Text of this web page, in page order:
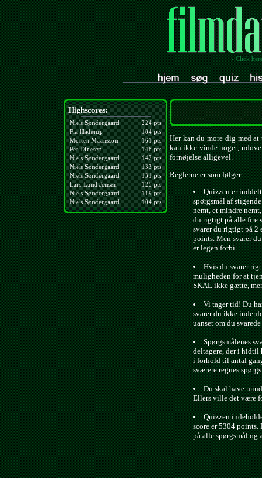
- Click
Highscores:
Niels Søndergaard
224 pts
Pia Haderup
184 pts
Morten Maansson
161 pts
Per Dinesen
148 pts
Niels Søndergaard
142 pts
Niels Søndergaard
133 pts
Niels Søndergaard
131 pts
Lars Lund Jensen
125 pts
Niels Søndergaard
119 pts
Niels Søndergaard
104 pts
Her kan du more dig med
kan ikke vinde noget,
fornøjelse alligevel.
Reglerne er som følger:
Quizzen er
spørgsmål af
nemt, et mindre
du rigtigt på alle fire
svarer du rigtigt på 2
points. Men svarer
er legen forbi.
Hvis du svarer
muligheden for at
SKAL ikke gætte,
Vi tager tid! Du
svarer du ikke
uanset om du
Spørgsmålenes
deltagere, der i hidtil
i forhold til antal
sværere regnes
Du skal have
Ellers ville det være
Quizzen
score er 5304 points.
på alle spørgsmål og